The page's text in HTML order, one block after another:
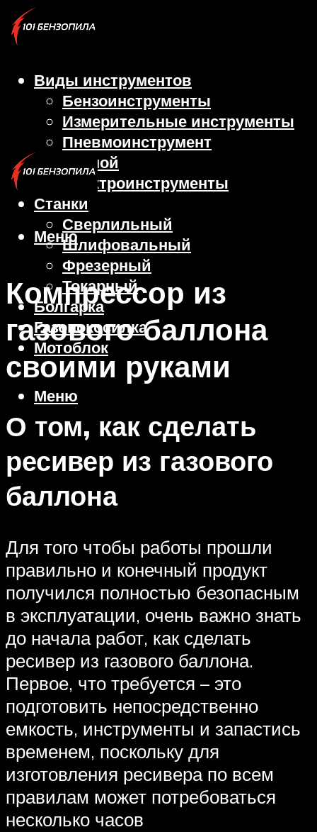
Виды инструментов
Бензоинструменты
Измерительные инструменты
Пневмоинструмент
Ручной
Электроинструменты
Станки
Сверлильный
Шлифовальный
Фрезерный
Токарный
Болгарка
Газонокосилка
Мотоблок
Меню
Меню
Компрессор из
газового баллона
своими руками
О том, как сделать
ресивер из газового
баллона
Для того чтобы работы прошли
правильно и конечный продукт
получился полностью безопасным
в эксплуатации, очень важно знать
до начала работ, как сделать
ресивер из газового баллона.
Первое, что требуется – это
подготовить непосредственно
емкость, инструменты и запастись
временем, поскольку для
изготовления ресивера по всем
правилам может потребоваться
несколько часов